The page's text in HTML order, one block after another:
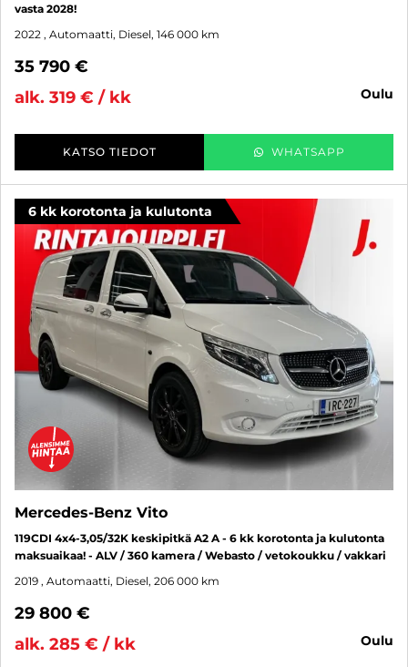
vasta 2028!
2022 , Automaatti, Diesel, 146 000 km
35 790 €
alk. 319 € / kk
oulu
KATSO TIEDOT WHATSAPP
6 kk korotonta ja kulutonta
Mercedes-Benz Vito
119CDI 4x4-3,05/32K keskipitkä A2 A - 6 kk korotonta ja kulutonta
maksuaikaa! - ALV / 360 kamera / Webasto / vetokoukku / vakkari
2019 , Automaatti, Diesel, 206 000 km
29 800 €
alk. 285 € / kk
oulu